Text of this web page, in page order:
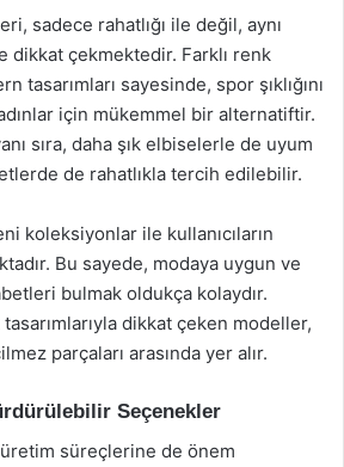
sadece rahatlığı ile değil, aynı
dikkat çekmektedir. Farklı renk
tasarımları sayesinde, spor şıklığını
için mükemmel bir alternatiftir.
sıra, daha şık elbiselerle de uyum
de rahatlıkla tercih edilebilir.
koleksiyonlar ile kullanıcıların
Bu sayede, modaya uygun ve
bulmak oldukça kolaydır.
dikkat çeken modeller,
parçaları arasında yer alır.
Seçenekler
süreçlerine de önem